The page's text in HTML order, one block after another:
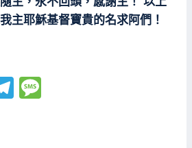
主耶穌基督寶貴的名求阿們！
Te
le